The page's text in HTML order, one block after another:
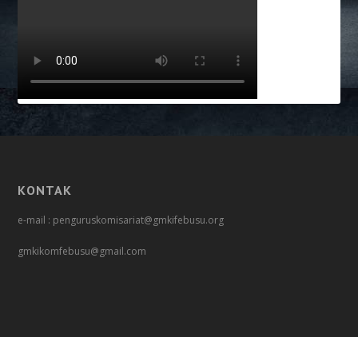
KONTAK
e-mail : penguruskomisariat@gmkifebusu.org
gmkikomfebusu@gmail.com